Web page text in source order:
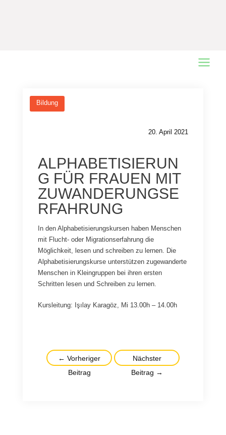
Main
Bildung
20. April 2021
ALPHABETISIERUN
G FÜR FRAUEN MIT
ZUWANDERUNGSE
RFAHRUNG
In den Alphabetisierungskursen haben Menschen
mit Flucht- oder Migrationserfahrung die
Möglichkeit, lesen und schreiben zu lernen. Die
Alphabetisierungskurse unterstützen zugewanderte
Menschen in Kleingruppen bei ihren ersten
Schritten lesen und Schreiben zu lernen.
Kursleitung: Işılay Karagöz, Mi 13.00h – 14.00h
Beitragsnavigation
← Vorheriger
Beitrag
Nächster
Beitrag →